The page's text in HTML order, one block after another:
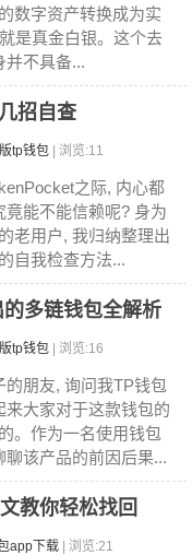
数字资产转换成为实
是真金白银。这个去
并不具备...
招自查
tp钱包 | 浏览:11
之际, 内心都
能不能信赖呢? 身为
老用户, 我归纳整理出
自我检查方法...
多链钱包全解析
tp钱包 | 浏览:16
朋友, 询问我TP钱包
来大家对于这款钱包的
。作为一名使用钱包
该产品的前因后果...
教你轻松找回
app下载 | 浏览:21